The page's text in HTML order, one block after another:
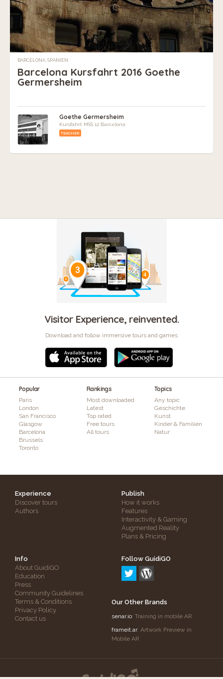
BARCELONA, SPANIEN
Barcelona Kursfahrt 2016 Goethe
Germersheim
Goethe Germersheim
Kursfahrt MSS 12 Barcelona
TEACHER
Visitor Experience, reinvented.
Download and follow immersive tours and games
Popular
Paris
London
San Francisco
Glasgow
Barcelona
Brussels
Toronto
Rankings
Most downloaded
Latest
Top rated
Free tours
All tours
Topics
Any topic
Geschichte
Kunst
Kinder & Familien
Natur
Experience
Discover tours
Authors
Publish
How it works
Features
Interactivity & Gaming
Augmented Reality
Plans & Pricing
Info
About GuidiGO
Education
Press
Community Guidelines
Terms & Conditions
Privacy Policy
Contact us
Follow GuidiGO
Our Other Brands
senar.io: Training in mobile AR
frameit.ar: Artwork Preview in
Mobile AR